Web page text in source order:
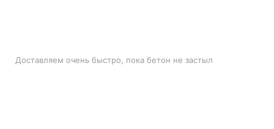
Доставляем очень быстро, пока бетон не застыл